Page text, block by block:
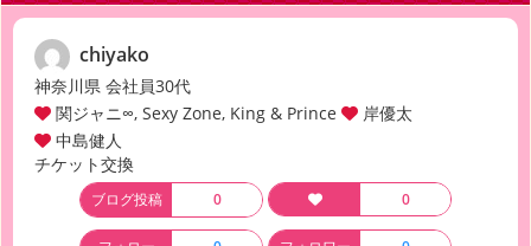
Search
chiyako
神奈川県 会社員30代
関ジャニ∞, Sexy Zone, King & Prince
岸優太
中島健人
チケット交換
ブログ投稿 0 0